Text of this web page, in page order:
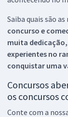
Saiba quais são
concurso e
muita
experientes no
conquistar uma
Concursos
os concursos
Conte com a